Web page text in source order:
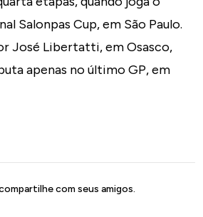
Salonpas Cup, em São Paulo.
José Libertatti, em Osasco,
apenas no último GP, em
com seus amigos.